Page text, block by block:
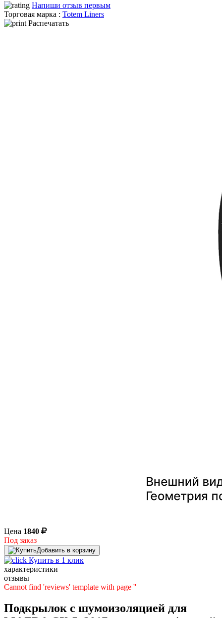
Напиши отзыв первым
Торговая марка : Totem Liners
Распечатать
Цена 1840
Под заказ
Добавить в корзину
Купить в 1 клик
характеристики
отзывы
Cannot find 'reviews' template with page ''
Подкрылок с шумоизоляцией для